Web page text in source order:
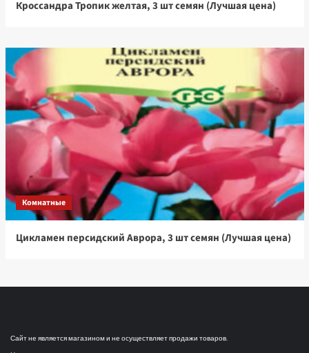
Кроссандра Тропик желтая, 3 шт семян (Лучшая цена)
Комнатные
Цикламен персидский Аврора, 3 шт семян (Лучшая цена)
Сайт не является магазином и не осуществляет продажи товаров.